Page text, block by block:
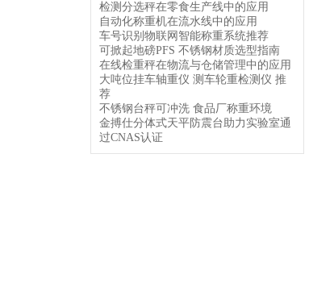
检测分选秤在零食生产线中的应用
自动化称重机在流水线中的应用
车号识别物联网智能称重系统推荐
可掀起地磅PFS 不锈钢材质选型指南
在线检重秤在物流与仓储管理中的应用
大吨位挂车轴重仪 测车轮重检测仪 推
荐
不锈钢台秤可冲洗 食品厂称重环境
金搏仕分体式天平防震台助力实验室通
过CNAS认证